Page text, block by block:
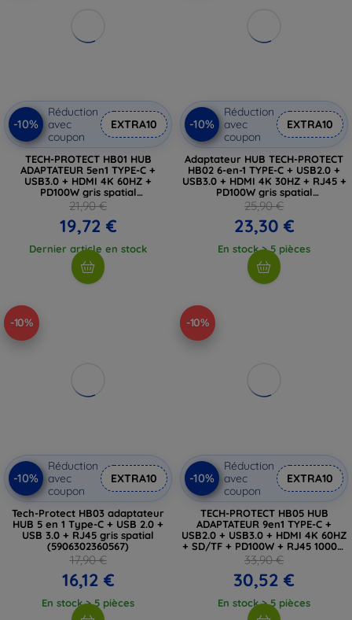
-10%
Réduction
avec
coupon
EXTRA10
TECH-PROTECT HB01 HUB
ADAPTATEUR 5en1 TYPE-C +
USB3.0 + HDMI 4K 60HZ +
PD100W gris spatial
(5906302360529)
21,90 €
19,72 €
Dernier article en stock
-10%
Réduction
avec
coupon
EXTRA10
Adaptateur HUB TECH-PROTECT
HB02 6-en-1 TYPE-C + USB2.0 +
USB3.0 + HDMI 4K 30HZ + RJ45 +
PD100W gris spatial
(5906302360574)
25,90 €
23,30 €
En stock > 5 pièces
-10%
-10%
Réduction
avec
coupon
EXTRA10
Tech-Protect HB03 adaptateur
HUB 5 en 1 Type-C + USB 2.0 +
USB 3.0 + RJ45 gris spatial
(5906302360567)
17,90 €
16,12 €
En stock > 5 pièces
-10%
-10%
Réduction
avec
coupon
EXTRA10
TECH-PROTECT HB05 HUB
ADAPTATEUR 9en1 TYPE-C +
USB2.0 + USB3.0 + HDMI 4K 60HZ
+ SD/TF + PD100W + RJ45 1000M
gris spatial (5906302360543)
33,90 €
30,52 €
En stock > 5 pièces